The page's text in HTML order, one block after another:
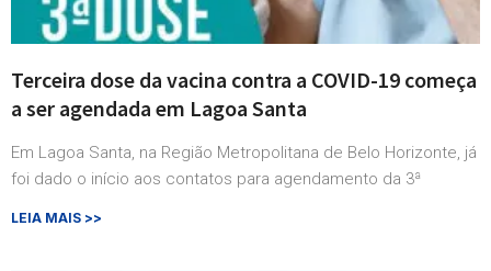
Terceira dose da vacina contra a COVID-19 começa
a ser agendada em Lagoa Santa
Em Lagoa Santa, na Região Metropolitana de Belo Horizonte, já
foi dado o início aos contatos para agendamento da 3ª
LEIA MAIS >>